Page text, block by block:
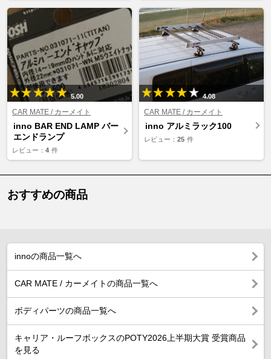
5.00
CAR MATE / カーメイト
inno BAR END LAMP バー
エンドランプ
レビュー： 4 件
4.08
CAR MATE / カーメイト
inno アルミラック100
レビュー： 25 件
おすすめの商品
innoの商品一覧へ
CAR MATE / カーメイトの商品一覧へ
ボディパーツの商品一覧へ
キャリア・ルーフボックスのPOTY2026上半期大賞 受賞商品
を見る